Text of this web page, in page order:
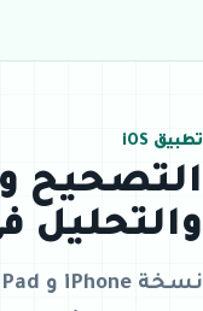
تطبيق iOS
التصحيح
والتحليل